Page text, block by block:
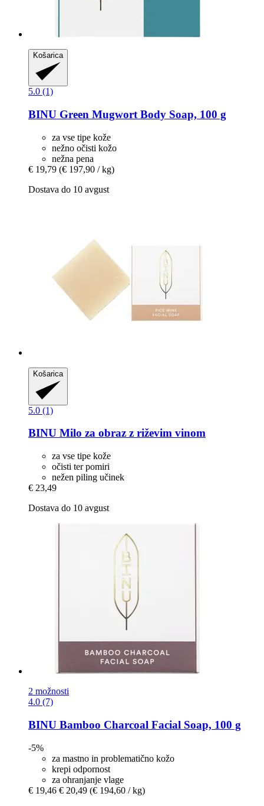
Košarica
5.0 (1)
BINU Green Mugwort Body Soap, 100 g
za vse tipe kože
nežno očisti kožo
nežna pena
€ 19,79 (€ 197,90 / kg)
Dostava do 10 avgust
Košarica
5.0 (1)
BINU Milo za obraz z riževim vinom
za vse tipe kože
očisti ter pomiri
nežen piling učinek
€ 23,49
Dostava do 10 avgust
2 možnosti
4.0 (7)
BINU Bamboo Charcoal Facial Soap, 100 g
-5%
za mastno in problematično kožo
krepi odpornost
za ohranjanje vlage
€ 19,46 € 20,49 (€ 194,60 / kg)